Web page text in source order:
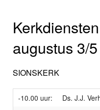
augustus 3/5
SIONSKERK
-10.00 uur:
Ds. J.J.